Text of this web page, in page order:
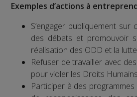
Exemples d’actions à
S’engager publiquement sur
des débats et promouvoir
réalisation des ODD et la
Refuser de travailler avec
pour violer les Droits Humains
Participer à des